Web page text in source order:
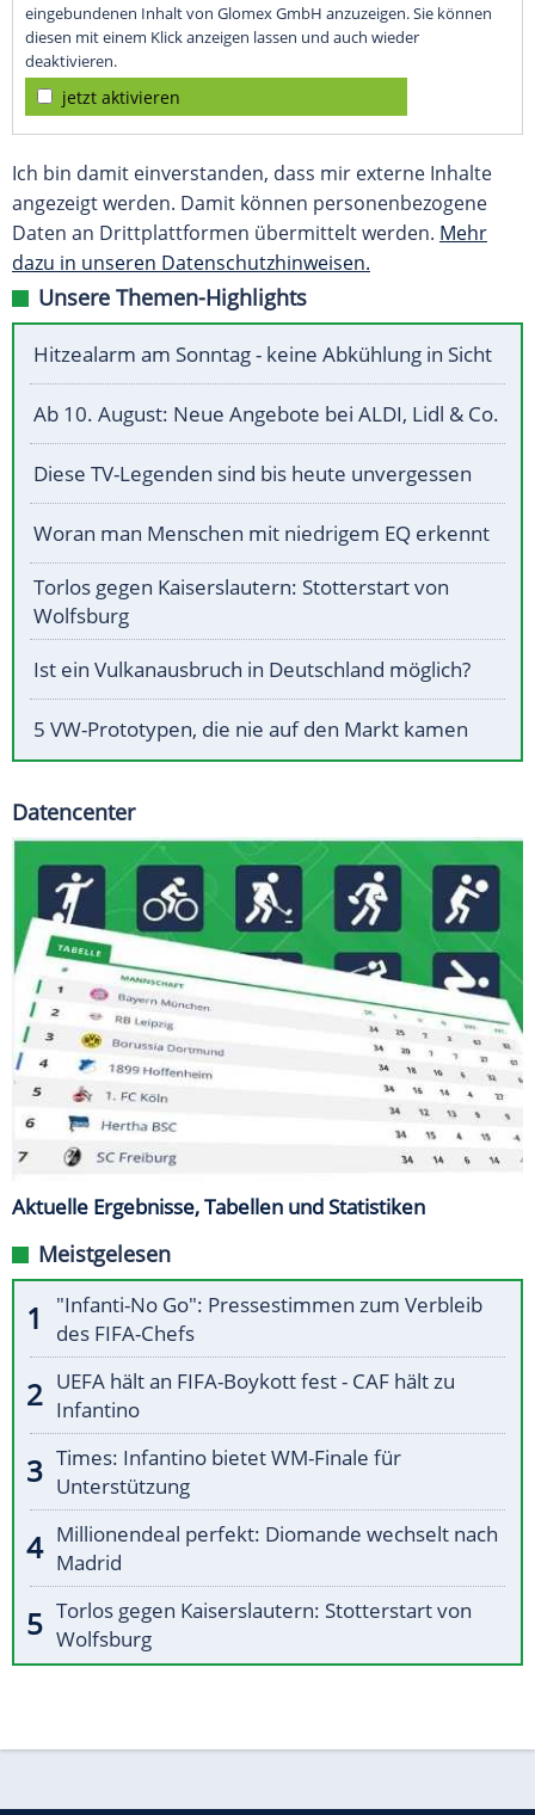
eingebundenen Inhalt von Glomex GmbH anzuzeigen. Sie können
diesen mit einem Klick anzeigen lassen und auch wieder
deaktivieren.
jetzt aktivieren
Ich bin damit einverstanden, dass mir externe Inhalte
angezeigt werden. Damit können personenbezogene
Daten an Drittplattformen übermittelt werden. Mehr
dazu in unseren Datenschutzhinweisen.
Unsere Themen-Highlights
Hitzealarm am Sonntag - keine Abkühlung in Sicht
Ab 10. August: Neue Angebote bei ALDI, Lidl & Co.
Diese TV-Legenden sind bis heute unvergessen
Woran man Menschen mit niedrigem EQ erkennt
Torlos gegen Kaiserslautern: Stotterstart von
Wolfsburg
Ist ein Vulkanausbruch in Deutschland möglich?
5 VW-Prototypen, die nie auf den Markt kamen
Datencenter
Aktuelle Ergebnisse, Tabellen und Statistiken
Meistgelesen
"Infanti-No Go": Pressestimmen zum Verbleib
des FIFA-Chefs
UEFA hält an FIFA-Boykott fest - CAF hält zu
Infantino
Times: Infantino bietet WM-Finale für
Unterstützung
Millionendeal perfekt: Diomande wechselt nach
Madrid
Torlos gegen Kaiserslautern: Stotterstart von
Wolfsburg